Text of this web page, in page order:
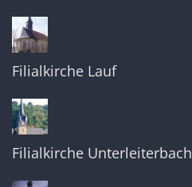
Filialkirche Lauf
Filialkirche Unterleiterbach